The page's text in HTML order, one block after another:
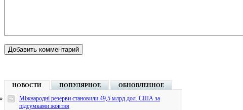
НОВОСТИ ПОПУЛЯРНОЕ ОБНОВЛЕННОЕ
Міжнародні резерви становили 49,5 млрд дол. США за
підсумками жовтня